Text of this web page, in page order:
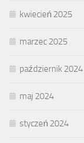
kwiecień 2025
marzec 2025
październik 2024
maj 2024
styczeń 2024